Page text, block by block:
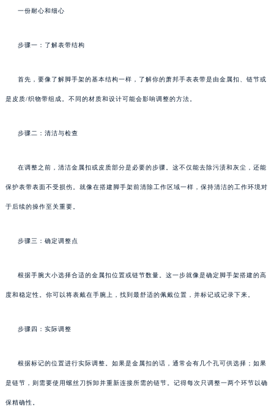
一份耐心和细心
步骤一：了解表带结构
首先，要像了解脚手架的基本结构一样，了解你的萧邦手表表带是由金属扣、链节或
是皮质/织物带组成。不同的材质和设计可能会影响调整的方法。
步骤二：清洁与检查
在调整之前，清洁金属扣或皮质部分是必要的步骤。这不仅能去除污渍和灰尘，还能
保护表带表面不受损伤。就像在搭建脚手架前清除工作区域一样，保持清洁的工作环境对
于后续的操作至关重要。
步骤三：确定调整点
根据手腕大小选择合适的金属扣位置或链节数量。这一步就像是确定脚手架搭建的高
度和稳定性。你可以将表戴在手腕上，找到最舒适的佩戴位置，并标记或记录下来。
步骤四：实际调整
根据标记的位置进行实际调整。如果是金属扣的话，通常会有几个孔可供选择；如果
是链节，则需要使用螺丝刀拆卸并重新连接所需的链节。记得每次只调整一两个环节以确
保精确性。